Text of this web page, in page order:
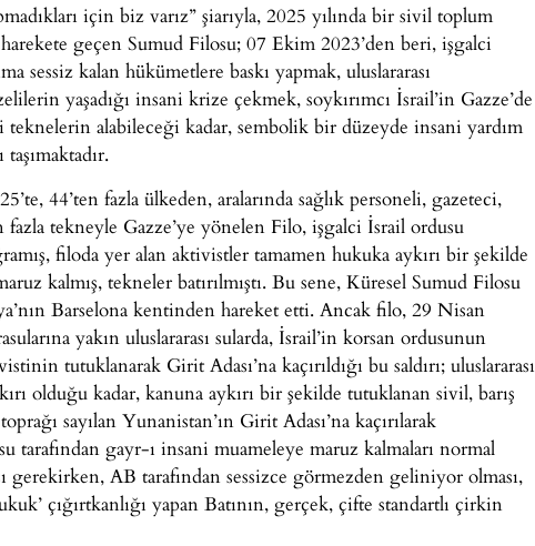
için biz varız” şiarıyla, 2025 yılında bir sivil toplum
geçen Sumud Filosu; 07 Ekim 2023’den beri, işgalci
sessiz kalan hükümetlere baskı yapmak, uluslararası
yaşadığı insani krize çekmek, soykırımcı İsrail’in Gazze’de
teknelerin alabileceği kadar, sembolik bir düzeyde insani yardım
44’ten fazla ülkeden, aralarında sağlık personeli, gazeteci,
fazla tekneyle Gazze’ye yönelen Filo, işgalci İsrail ordusu
filoda yer alan aktivistler tamamen hukuka aykırı bir şekilde
kalmış, tekneler batırılmıştı. Bu sene, Küresel Sumud Filosu
Barselona kentinden hareket etti. Ancak filo, 29 Nisan
yakın uluslararası sularda, İsrail’in korsan ordusunun
tutuklanarak Girit Adası’na kaçırıldığı bu saldırı; uluslararası
olduğu kadar, kanuna aykırı bir şekilde tutuklanan sivil, barış
sayılan Yunanistan’ın Girit Adası’na kaçırılarak
tarafından gayr-ı insani muameleye maruz kalmaları normal
gerekirken, AB tarafından sessizce görmezden geliniyor olması,
çığırtkanlığı yapan Batının, gerçek, çifte standartlı çirkin